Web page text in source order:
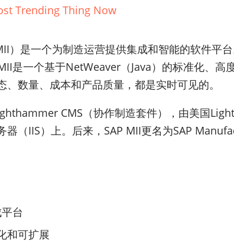
Trending Thing Now
）是一个为制造运营提供集成和智能的软件平
是一个基于NetWeaver（Java）的标准化、
数量、成本和产品质量，都是实时可见的。
CMS（协作制造套件），由美国
器（IIS）上。后来，SAP MII更名为SAP
台
和可扩展